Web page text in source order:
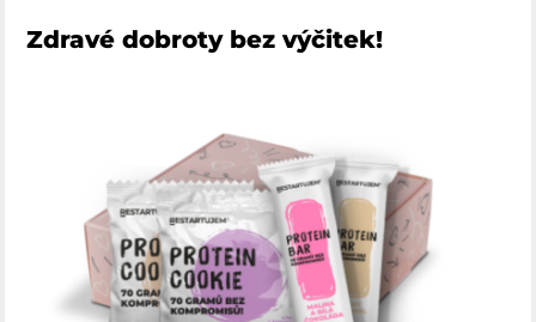
Zdravé dobroty bez výčitek!